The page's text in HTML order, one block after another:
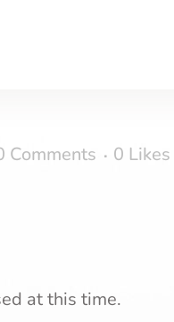
Comments 0 Likes
at this time.